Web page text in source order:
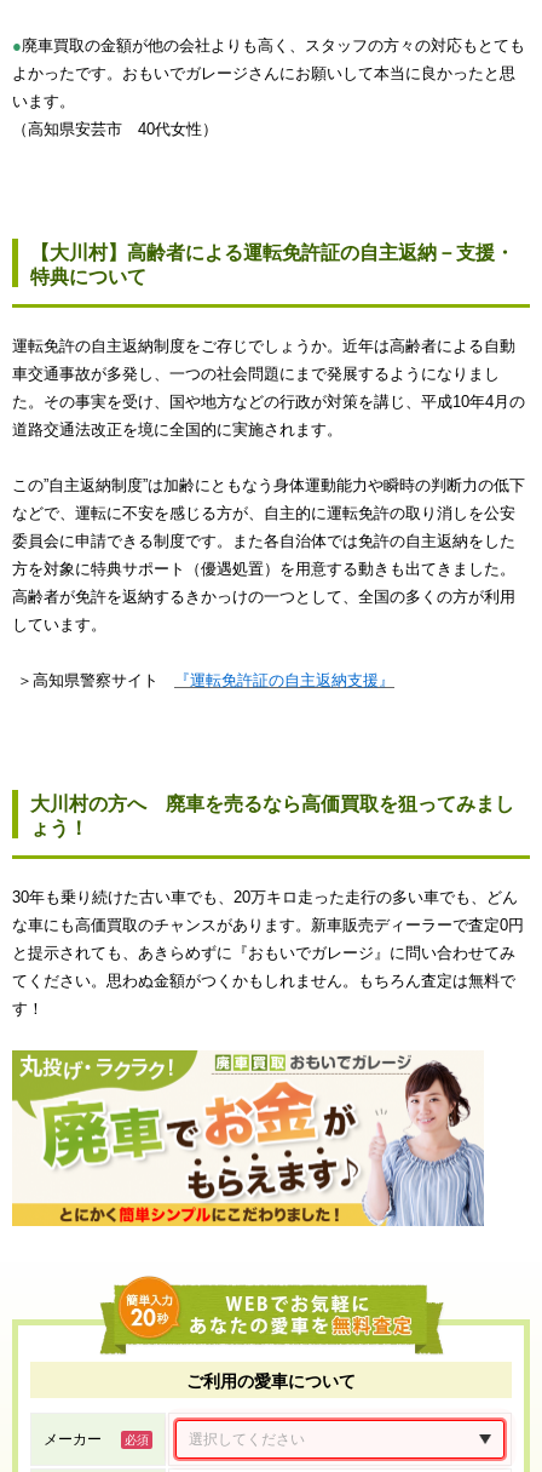
●廃車買取の金額が他の会社よりも高く、スタッフの方々の対応もとても
よかったです。おもいでガレージさんにお願いして本当に良かったと思
います。
（高知県安芸市 40代女性）
【大川村】高齢者による運転免許証の自主返納－支援・
特典について
運転免許の自主返納制度をご存じでしょうか。近年は高齢者による自動
車交通事故が多発し、一つの社会問題にまで発展するようになりまし
た。その事実を受け、国や地方などの行政が対策を講じ、平成10年4月の
道路交通法改正を境に全国的に実施されます。
この”自主返納制度”は加齢にともなう身体運動能力や瞬時の判断力の低下
などで、運転に不安を感じる方が、自主的に運転免許の取り消しを公安
委員会に申請できる制度です。また各自治体では免許の自主返納をした
方を対象に特典サポート（優遇処置）を用意する動きも出てきました。
高齢者が免許を返納するきかっけの一つとして、全国の多くの方が利用
しています。
＞高知県警察サイト 『運転免許証の自主返納支援』
大川村の方へ 廃車を売るなら高価買取を狙ってみまし
ょう！
30年も乗り続けた古い車でも、20万キロ走った走行の多い車でも、どん
な車にも高価買取のチャンスがあります。新車販売ディーラーで査定0円
と提示されても、あきらめずに『おもいでガレージ』に問い合わせてみ
てください。思わぬ金額がつくかもしれません。もちろん査定は無料で
す！
ご利用の愛車について
メーカー